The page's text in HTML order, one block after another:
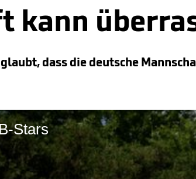
kann
dass die deutsche
Stars